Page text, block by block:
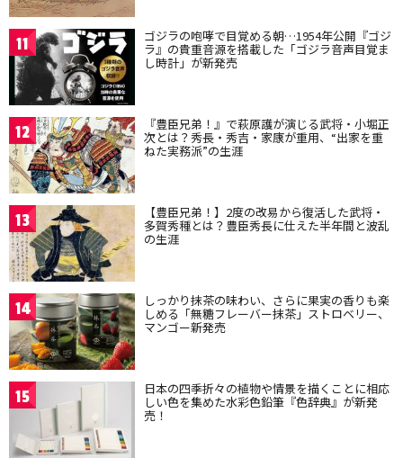
11 ゴジラの咆哮で目覚める朝…1954年公開『ゴジ
ラ』の貴重音源を搭載した「ゴジラ音声目覚ま
し時計」が新発売
12 『豊臣兄弟！』で萩原護が演じる武将・小堀正
次とは？秀長・秀吉・家康が重用、“出家を重
ねた実務派”の生涯
13 【豊臣兄弟！】2度の改易から復活した武将・
多賀秀種とは？豊臣秀長に仕えた半年間と波乱
の生涯
14 しっかり抹茶の味わい、さらに果実の香りも楽
しめる「無糖フレーバー抹茶」ストロベリー、
マンゴー新発売
15 日本の四季折々の植物や情景を描くことに相応
しい色を集めた水彩色鉛筆『色辞典』が新発
売！